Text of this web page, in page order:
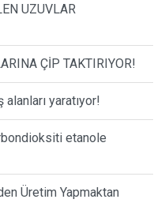
UZUVLAR
ÇİP TAKTIRIYOR!
yaratıyor!
etanole
Üretim Yapmaktan